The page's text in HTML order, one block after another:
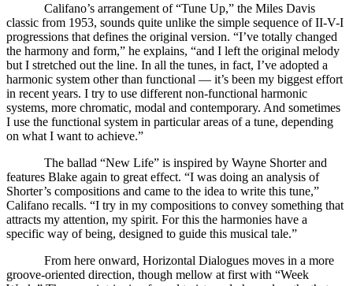
Califano’s arrangement of “Tune Up,” the Miles Davis
classic from 1953, sounds quite unlike the simple sequence of II-V-I
progressions that defines the original version. “I’ve totally changed
the harmony and form,” he explains, “and I left the original melody
but I stretched out the line. In all the tunes, in fact, I’ve adopted a
harmonic system other than functional — it’s been my biggest effort
in recent years. I try to use different non-functional harmonic
systems, more chromatic, modal and contemporary. And sometimes
I use the functional system in particular areas of a tune, depending
on what I want to achieve.”
The ballad “New Life” is inspired by Wayne Shorter and
features Blake again to great effect. “I was doing an analysis of
Shorter’s compositions and came to the idea to write this tune,”
Califano recalls. “I try in my compositions to convey something that
attracts my attention, my spirit. For this the harmonies have a
specific way of being, designed to guide this musical tale.”
From here onward, Horizontal Dialogues moves in a more
groove-oriented direction, though mellow at first with “Week